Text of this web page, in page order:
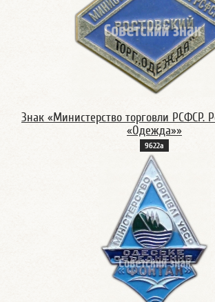
Знак «Министерство торговли РСФСР.
«Одежда»»
9622а